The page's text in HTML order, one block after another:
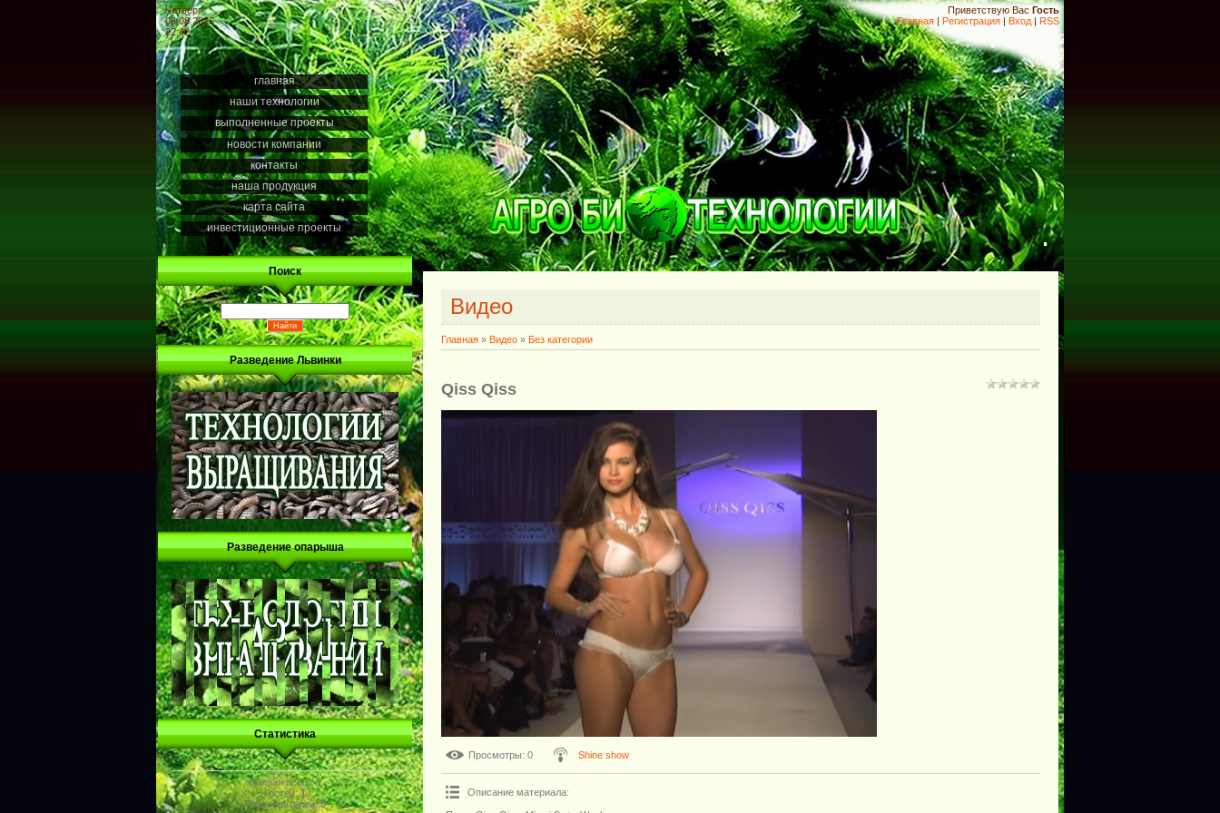
Четверг
06.08.2026
22:42
Приветствую Вас Гость
Главная | Регистрация | Вход | RSS
главная
наши технологии
выполненные проекты
новости компании
контакты
наша продукция
карта сайта
инвестиционные проекты
Поиск
Разведение Львинки
Разведение опарыша
Статистика
Онлайн всего:1
Гостей:1
Пользователей:0
.
Видео
Главная » Видео » Без категории
Qiss Qiss
Просмотры: 0 Shine show
Описание материала: